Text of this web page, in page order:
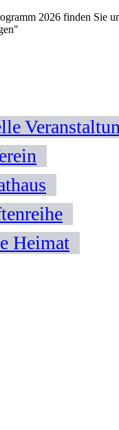
2026 finden Sie
Heimat